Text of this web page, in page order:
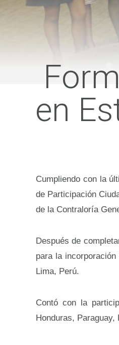
en
Cumpliendo con la
de Participación
de la Contraloría
Después de
para la incorporación
Lima, Perú.
Contó con la
Honduras,